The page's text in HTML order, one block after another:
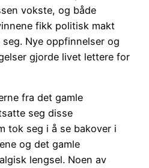
vokste, og både
fikk politisk makt
Nye oppfinnelser og
gjorde livet lettere for
fra det gamle
seg disse
tok seg i å se bakover i
og det gamle
lengsel. Noen av